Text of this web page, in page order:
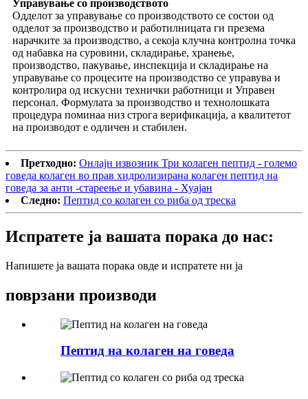
Управување со производството
Одделот за управување со производството се состои од
одделот за производство и работилницата ги презема
нарачките за производство, а секоја клучна контролна точка
од набавка на суровини, складирање, хранење,
производство, пакување, инспекција и складирање на
управување со процесите на производство се управува и
контролира од искусни технички работници и Управен
персонал. Формулата за производство и технолошката
процедура поминаа низ строга верификација, а квалитетот
на производот е одличен и стабилен.
Претходно: Онлајн извозник Три колаген пептид - големо
говеда колаген во прав хидролизирана колаген пептид на
говеда за анти -стареење и убавина - Хуајан
Следно: Пептид со колаген со риба од треска
Испратете ја вашата порака до нас:
Напишете ја вашата порака овде и испратете ни ја
поврзани производи
Пептид на колаген на говеда